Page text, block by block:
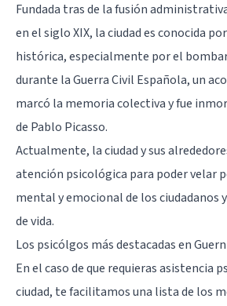
Fundada tras de la fusión
en el siglo XIX, la ciudad es conocida
histórica, especialmente por el
durante la Guerra Civil Española, un
marcó la memoria colectiva y fue
de Pablo Picasso.
Actualmente, la ciudad y sus
atención psicológica para poder velar
mental y emocional de los ciudadanos
de vida.
Los psicólgos más destacadas en
En el caso de que requieras asistencia
ciudad, te facilitamos una lista de los